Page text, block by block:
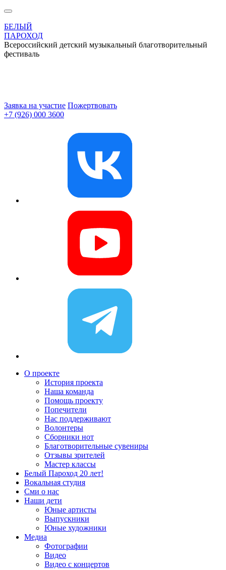
БЕЛЫЙ
ПАРОХОД
Всероссийский детский музыкальный благотворительный
фестиваль
Заявка на участие Пожертвовать
+7 (926) 000 3600
О проекте
История проекта
Наша команда
Помощь проекту
Попечители
Нас поддерживают
Волонтеры
Сборники нот
Благотворительные сувениры
Отзывы зрителей
Мастер классы
Белый Пароход 20 лет!
Вокальная студия
Сми о нас
Наши дети
Юные артисты
Выпускники
Юные художники
Медиа
Фотографии
Видео
Видео с концертов